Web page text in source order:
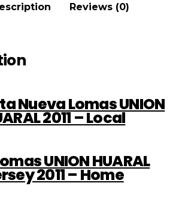
Reviews (0)
Nueva Lomas UNION
2011 – Local
UNION HUARAL
2011 – Home